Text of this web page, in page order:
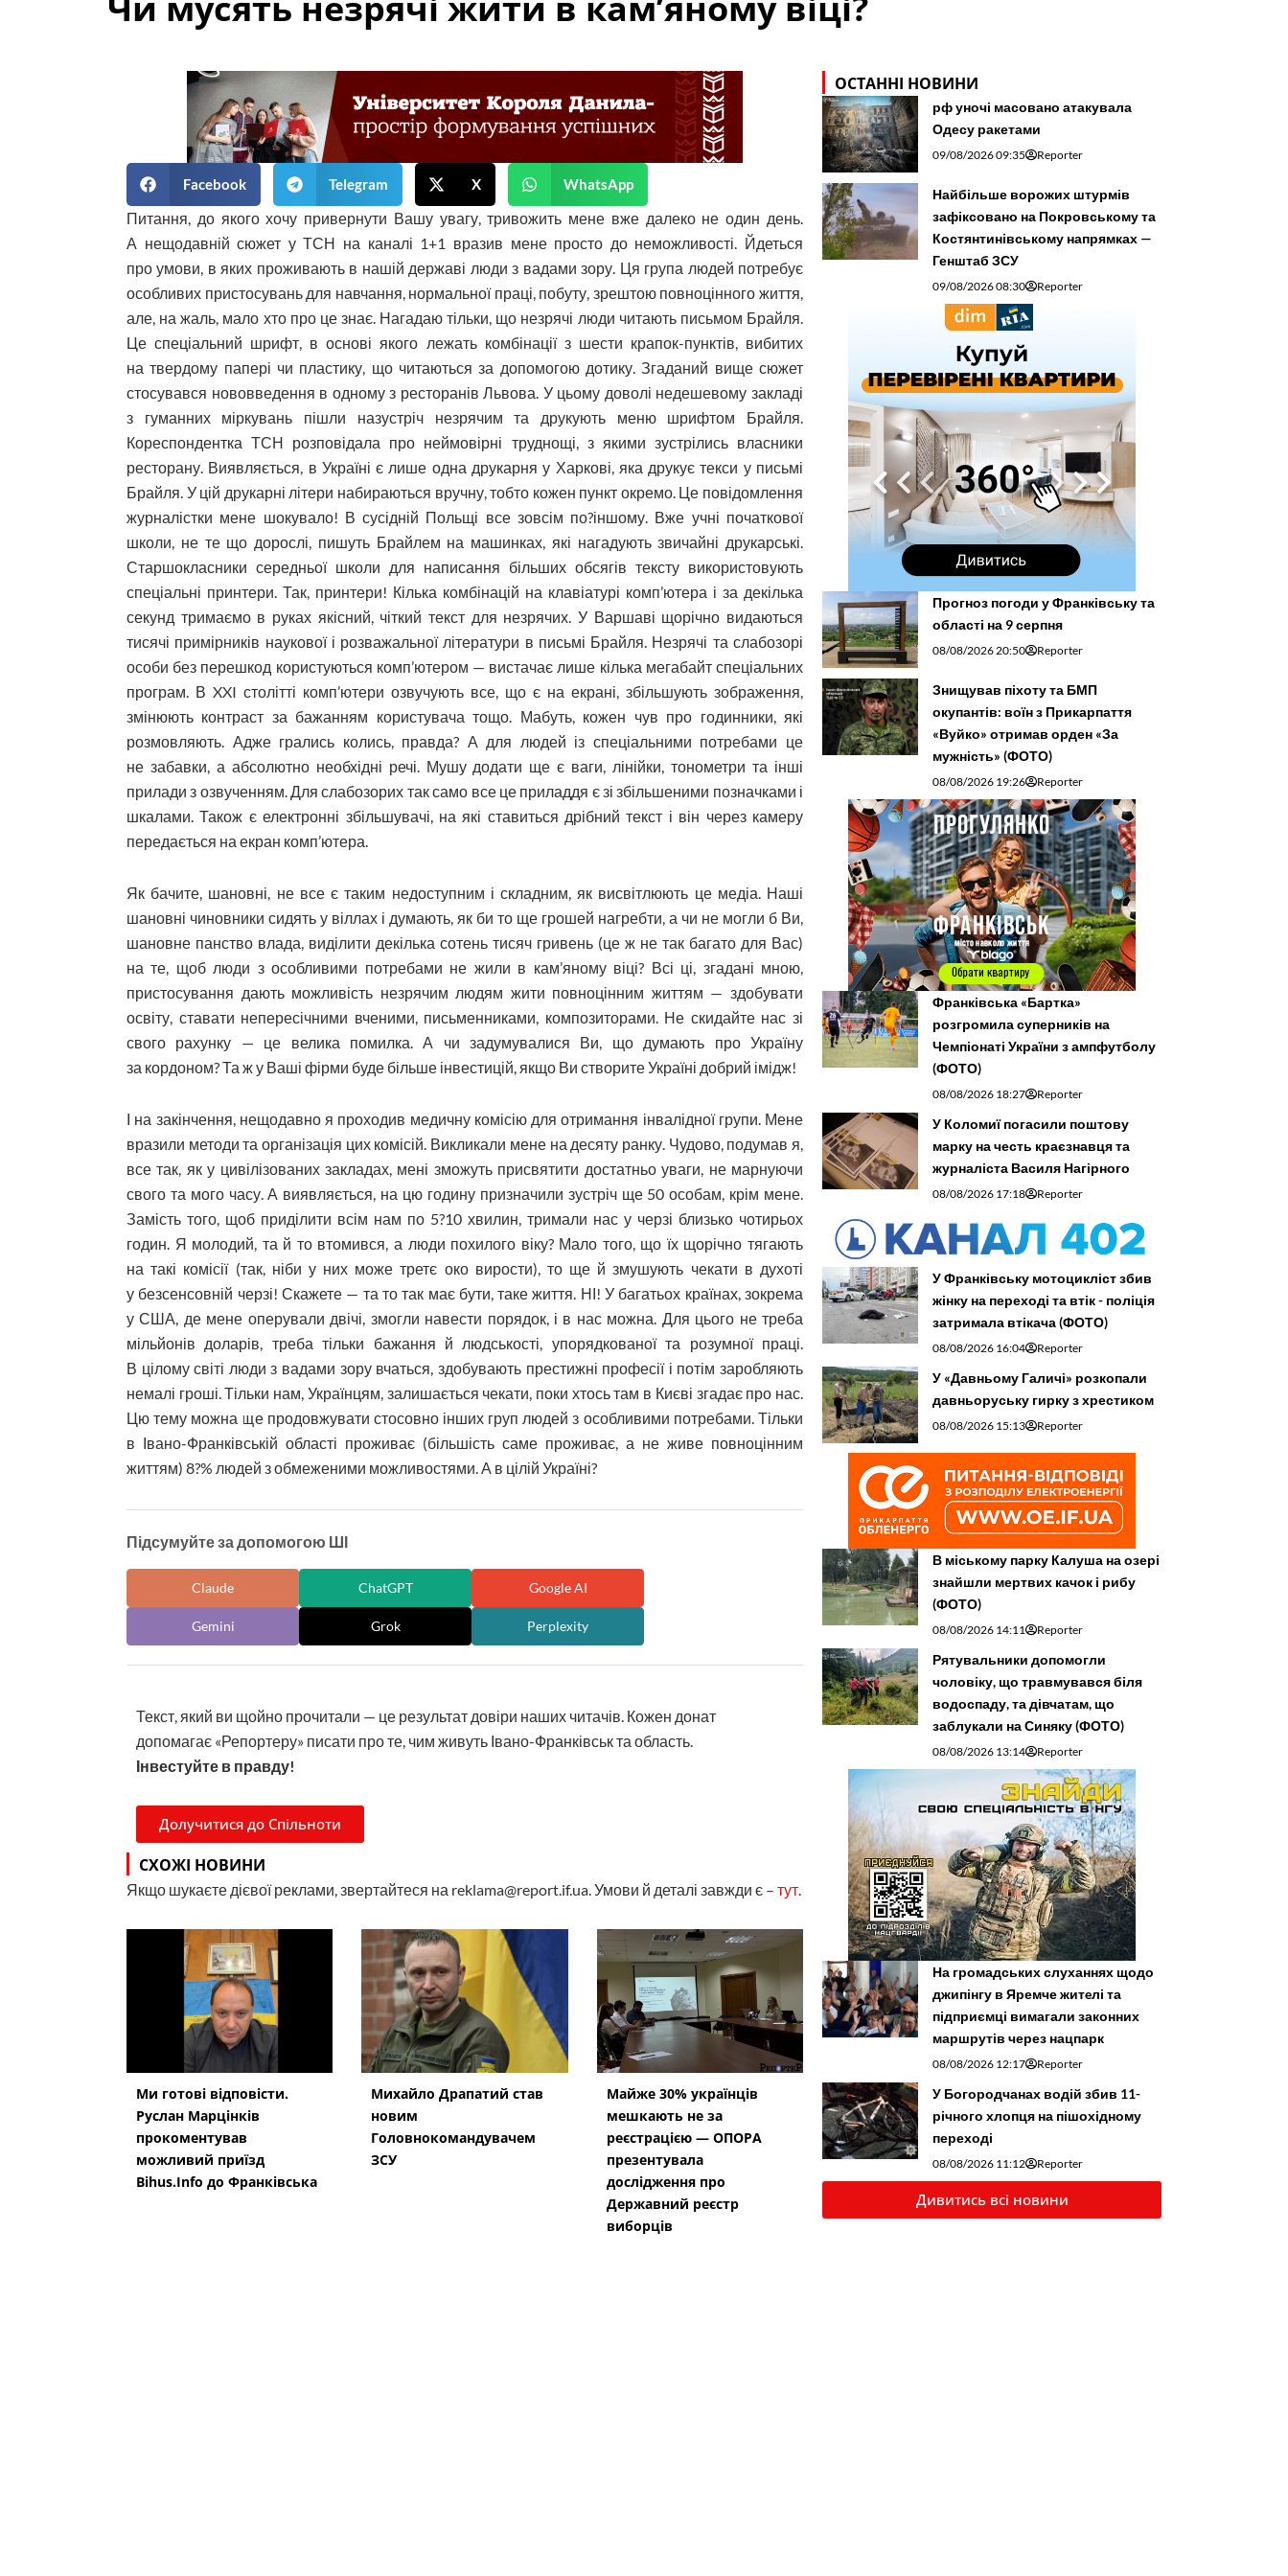
Facebook Telegram X WhatsApp
Питання, до якого хочу привернути Вашу увагу, тривожить мене вже далеко не один день.
А нещодавній сюжет у ТСН на каналі 1+1 вразив мене просто до неможливості. Йдеться
про умови, в яких проживають в нашій державі люди з вадами зору. Ця група людей потребує
особливих пристосувань для навчання, нормальної праці, побуту, зрештою повноцінного життя,
але, на жаль, мало хто про це знає. Нагадаю тільки, що незрячі люди читають письмом Брайля.
Це спеціальний шрифт, в основі якого лежать комбінації з шести крапок-пунктів, вибитих
на твердому папері чи пластику, що читаються за допомогою дотику. Згаданий вище сюжет
стосувався нововведення в одному з ресторанів Львова. У цьому доволі недешевому закладі
з гуманних міркувань пішли назустріч незрячим та друкують меню шрифтом Брайля.
Кореспондентка ТСН розповідала про неймовірні труднощі, з якими зустрілись власники
ресторану. Виявляється, в Україні є лише одна друкарня у Харкові, яка друкує текси у письмі
Брайля. У цій друкарні літери набираються вручну, тобто кожен пункт окремо. Це повідомлення
журналістки мене шокувало! В сусідній Польщі все зовсім по?іншому. Вже учні початкової
школи, не те що дорослі, пишуть Брайлем на машинках, які нагадують звичайні друкарські.
Старшокласники середньої школи для написання більших обсягів тексту використовують
спеціальні принтери. Так, принтери! Кілька комбінацій на клавіатурі комп’ютера і за декілька
секунд тримаємо в руках якісний, чіткий текст для незрячих. У Варшаві щорічно видаються
тисячі примірників наукової і розважальної літератури в письмі Брайля. Незрячі та слабозорі
особи без перешкод користуються комп’ютером — вистачає лише кілька мегабайт спеціальних
програм. В XXI столітті комп’ютери озвучують все, що є на екрані, збільшують зображення,
змінюють контраст за бажанням користувача тощо. Мабуть, кожен чув про годинники, які
розмовляють. Адже грались колись, правда? А для людей із спеціальними потребами це
не забавки, а абсолютно необхідні речі. Мушу додати ще є ваги, лінійки, тонометри та інші
прилади з озвученням. Для слабозорих так само все це приладдя є зі збільшеними позначками і
шкалами. Також є електронні збільшувачі, на які ставиться дрібний текст і він через камеру
передається на екран комп’ютера.
Як бачите, шановні, не все є таким недоступним і складним, як висвітлюють це медіа. Наші
шановні чиновники сидять у віллах і думають, як би то ще грошей нагребти, а чи не могли б Ви,
шановне панство влада, виділити декілька сотень тисяч гривень (це ж не так багато для Вас)
на те, щоб люди з особливими потребами не жили в кам’яному віці? Всі ці, згадані мною,
пристосування дають можливість незрячим людям жити повноцінним життям — здобувати
освіту, ставати непересічними вченими, письменниками, композиторами. Не скидайте нас зі
свого рахунку — це велика помилка. А чи задумувалися Ви, що думають про Україну
за кордоном? Та ж у Ваші фірми буде більше інвестицій, якщо Ви створите Україні добрий імідж!
І на закінчення, нещодавно я проходив медичну комісію для отримання інвалідної групи. Мене
вразили методи та організація цих комісій. Викликали мене на десяту ранку. Чудово, подумав я,
все так, як у цивілізованих закладах, мені зможуть присвятити достатньо уваги, не марнуючи
свого та мого часу. А виявляється, на цю годину призначили зустріч ще 50 особам, крім мене.
Замість того, щоб приділити всім нам по 5?10 хвилин, тримали нас у черзі близько чотирьох
годин. Я молодий, та й то втомився, а люди похилого віку? Мало того, що їх щорічно тягають
на такі комісії (так, ніби у них може третє око вирости), то ще й змушують чекати в духоті
у безсенсовній черзі! Скажете — та то так має бути, таке життя. НІ! У багатьох країнах, зокрема
у США, де мене оперували двічі, змогли навести порядок, і в нас можна. Для цього не треба
мільйонів доларів, треба тільки бажання й людськості, упорядкованої та розумної праці.
В цілому світі люди з вадами зору вчаться, здобувають престижні професії і потім заробляють
немалі гроші. Тільки нам, Українцям, залишається чекати, поки хтось там в Києві згадає про нас.
Цю тему можна ще продовжувати стосовно інших груп людей з особливими потребами. Тільки
в Івано-Франківській області проживає (більшість саме проживає, а не живе повноцінним
життям) 8?% людей з обмеженими можливостями. А в цілій Україні?
Підсумуйте за допомогою ШІ
Claude ChatGPT Google AI
Gemini Grok Perplexity
Текст, який ви щойно прочитали — це результат довіри наших читачів. Кожен донат
допомагає «Репортеру» писати про те, чим живуть Івано-Франківськ та область.
Інвестуйте в правду!
Долучитися до Спільноти
СХОЖІ НОВИНИ
Якщо шукаєте дієвої реклами, звертайтеся на reklama@report.if.ua. Умови й деталі завжди є – тут
Ми готові відповісти.
Руслан Марцінків
прокоментував
можливий приїзд
Bihus.Info до Франківська
Михайло Драпатий став
новим
Головнокомандувачем
ЗСУ
Майже 30% українців
мешкають не за
реєстрацією — ОПОРА
презентувала
дослідження про
Державний реєстр
виборців
ОСТАННІ НОВИНИ
рф уночі масовано атакувала
Одесу ракетами
09/08/2026 09:35 Reporter
Найбільше ворожих штурмів
зафіксовано на Покровському та
Костянтинівському напрямках —
Генштаб ЗСУ
09/08/2026 08:30 Reporter
Прогноз погоди у Франківську та
області на 9 серпня
08/08/2026 20:50 Reporter
Знищував піхоту та БМП
окупантів: воїн з Прикарпаття
«Вуйко» отримав орден «За
мужність» (ФОТО)
08/08/2026 19:26 Reporter
Франківська «Бартка»
розгромила суперників на
Чемпіонаті України з ампфутболу
(ФОТО)
08/08/2026 18:27 Reporter
У Коломиї погасили поштову
марку на честь краєзнавця та
журналіста Василя Нагірного
08/08/2026 17:18 Reporter
У Франківську мотоцикліст збив
жінку на переході та втік - поліція
затримала втікача (ФОТО)
08/08/2026 16:04 Reporter
У «Давньому Галичі» розкопали
давньоруську гирку з хрестиком
08/08/2026 15:13 Reporter
В міському парку Калуша на озері
знайшли мертвих качок і рибу
(ФОТО)
08/08/2026 14:11 Reporter
Рятувальники допомогли
чоловіку, що травмувався біля
водоспаду, та дівчатам, що
заблукали на Синяку (ФОТО)
08/08/2026 13:14 Reporter
На громадських слуханнях щодо
джипінгу в Яремче житeлі та
підприємці вимагали законних
маршрутів через нацпарк
08/08/2026 12:17 Reporter
У Богородчанах водій збив 11-
річного хлопця на пішохідному
переході
08/08/2026 11:12 Reporter
Дивитись всі новини